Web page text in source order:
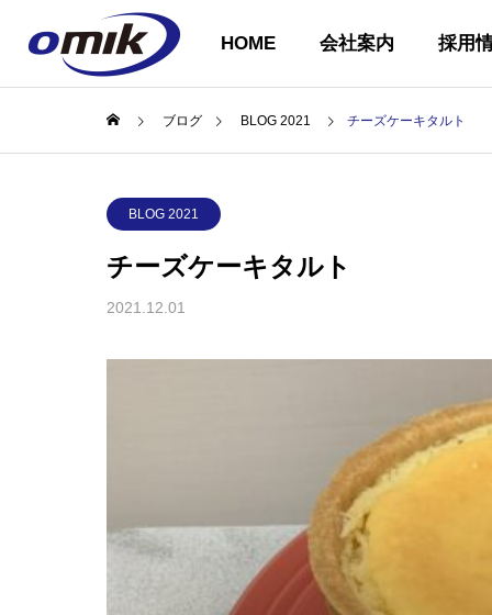
HOME 会社案内 採用
ブログ BLOG 2021 チーズケーキタルト
BLOG 2021
チーズケーキタルト
2021.12.01